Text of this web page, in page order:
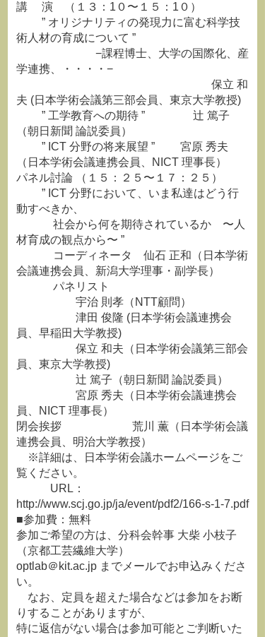
講 演 （１３：1０〜１５：1０）
” オリジナリティの発現力に富む科学技
術人材の育成について ”
−課程博士、大学の国際化、産
学連携、・・・・−
保立 和
夫 (日本学術会議第三部会員、東京大学教授)
” 工学教育への期待 ” 辻 篤子
（朝日新聞 論説委員）
” ICT 分野の将来展望 ” 宮原 秀夫
（日本学術会議連携会員、NICT 理事長）
パネル討論 （１５：２５〜１７：２５）
” ICT 分野において、いま私達はどう行
動すべきか、
社会から何を期待されているか 〜人
材育成の観点から〜 ”
コーディネータ 仙石 正和（日本学術
会議連携会員、新潟大学理事・副学長）
パネリスト
宇治 則孝（NTT顧問）
津田 俊隆 (日本学術会議連携会
員、早稲田大学教授)
保立 和夫（日本学術会議第三部会
員、東京大学教授)
辻 篤子（朝日新聞 論説委員）
宮原 秀夫（日本学術会議連携会
員、NICT 理事長）
閉会挨拶 荒川 薫（日本学術会議
連携会員、明治大学教授）
※詳細は、日本学術会議ホームページをご
覧ください。
URL：
http://www.scj.go.jp/ja/event/pdf2/166-s-1-7.pdf
■参加費：無料
参加ご希望の方は、分科会幹事 大柴 小枝子
（京都工芸繊維大学）
optlab＠kit.ac.jp までメールでお申込みくださ
い。
なお、定員を超えた場合などは参加をお断
りすることがありますが、
特に返信がない場合は参加可能とご判断いた